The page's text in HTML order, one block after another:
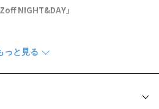
NIGHT&DAY」
つけることでワンタッチでサングラス
み合わせは全6通り。自分好みに自由に